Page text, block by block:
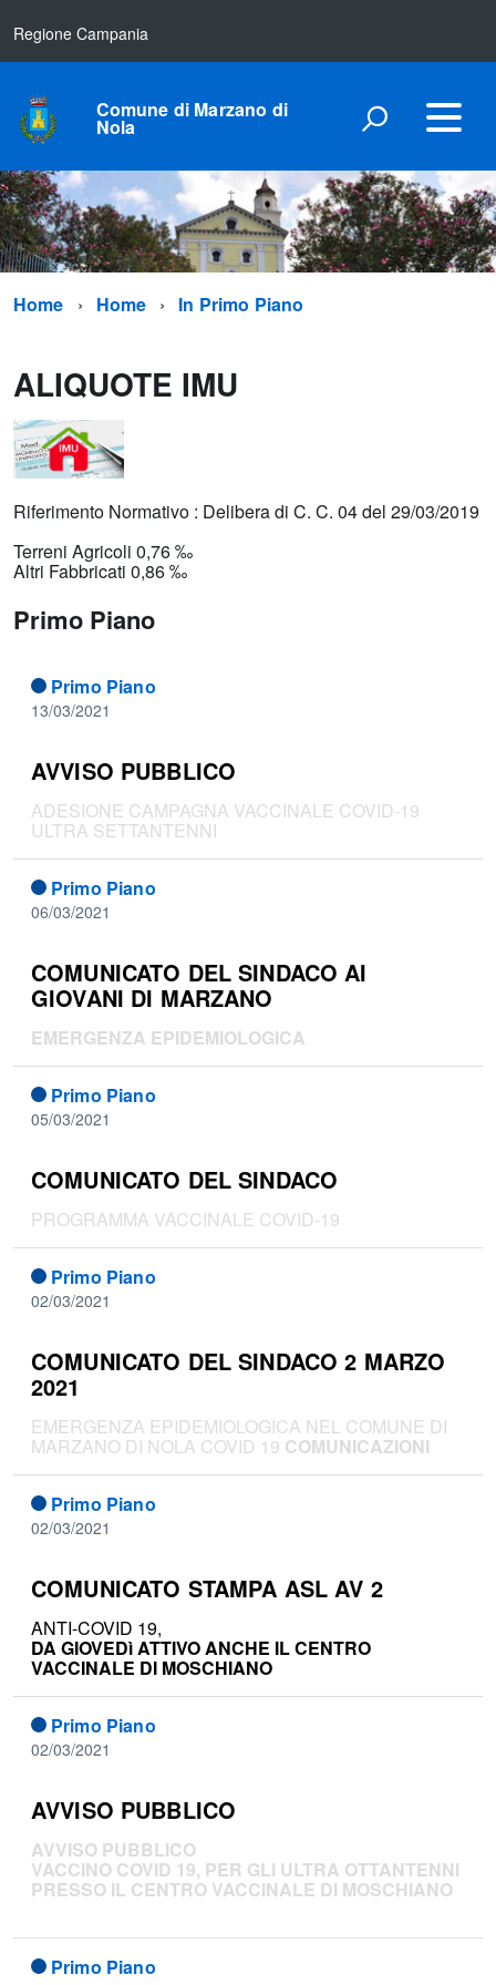
Regione Campania
Comune di Marzano di
Nola
Home Home In Primo Piano
ALIQUOTE IMU
Riferimento Normativo : Delibera di C. C. 04 del 29/03/2019
Terreni Agricoli 0,76 ‰
Altri Fabbricati 0,86 ‰
Primo Piano
Primo Piano
13/03/2021
AVVISO PUBBLICO
ADESIONE CAMPAGNA VACCINALE COVID-19
ULTRA SETTANTENNI
Primo Piano
06/03/2021
COMUNICATO DEL SINDACO AI
GIOVANI DI MARZANO
EMERGENZA EPIDEMIOLOGICA
Primo Piano
05/03/2021
COMUNICATO DEL SINDACO
PROGRAMMA VACCINALE COVID-19
Primo Piano
02/03/2021
COMUNICATO DEL SINDACO 2 MARZO
2021
EMERGENZA EPIDEMIOLOGICA NEL COMUNE DI
MARZANO DI NOLA COVID 19 COMUNICAZIONI
Primo Piano
02/03/2021
COMUNICATO STAMPA ASL AV 2
ANTI-COVID 19,
DA GIOVEDì ATTIVO ANCHE IL CENTRO
VACCINALE DI MOSCHIANO
Primo Piano
02/03/2021
AVVISO PUBBLICO
AVVISO PUBBLICO
VACCINO COVID 19, PER GLI ULTRA OTTANTENNI
PRESSO IL CENTRO VACCINALE DI MOSCHIANO
Primo Piano